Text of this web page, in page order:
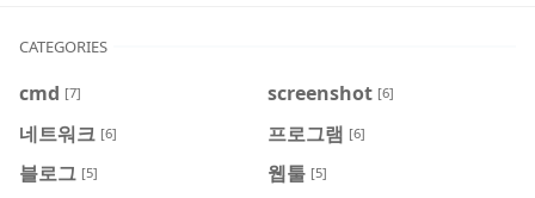
CATEGORIES
cmd [7] screenshot [6]
네트워크 [6] 프로그램 [6]
블로그 [5] 웹툴 [5]